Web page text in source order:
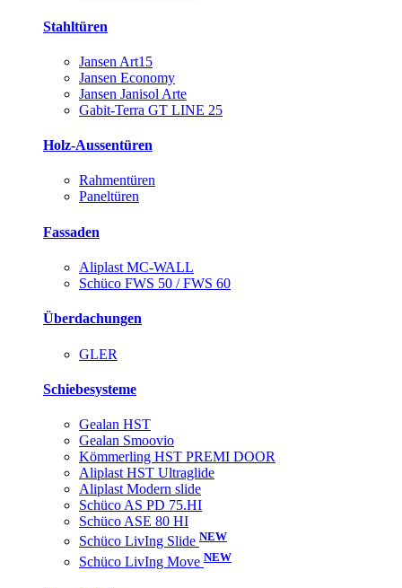
Stahltüren
Jansen Art15
Jansen Economy
Jansen Janisol Arte
Gabit-Terra GT LINE 25
Holz-Aussentüren
Rahmentüren
Paneltüren
Fassaden
Aliplast MC-WALL
Schüco FWS 50 / FWS 60
Überdachungen
GLER
Schiebesysteme
Gealan HST
Gealan Smoovio
Kömmerling HST PREMI DOOR
Aliplast HST Ultraglide
Aliplast Modern slide
Schüco AS PD 75.HI
Schüco ASE 80 HI
Schüco LivIng Slide NEW
Schüco LivIng Move NEW